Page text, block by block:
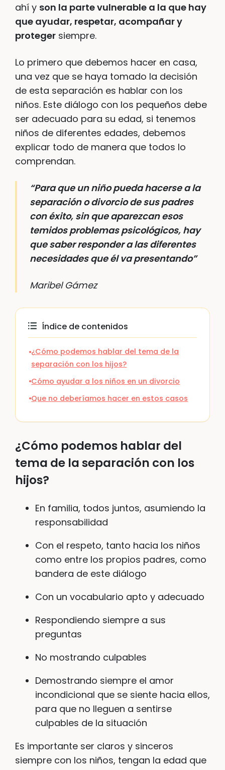
ahí y son la parte vulnerable a la que hay
que ayudar, respetar, acompañar y
proteger siempre.
Lo primero que debemos hacer en casa,
una vez que se haya tomado la decisión
de esta separación es hablar con los
niños. Este diálogo con los pequeños debe
ser adecuado para su edad, si tenemos
niños de diferentes edades, debemos
explicar todo de manera que todos lo
comprendan.
“Para que un niño pueda hacerse a la
separación o divorcio de sus padres
con éxito, sin que aparezcan esos
temidos problemas psicológicos, hay
que saber responder a las diferentes
necesidades que él va presentando”
Maribel Gámez
Índice de contenidos
¿Cómo podemos hablar del tema de la
separación con los hijos?
Cómo ayudar a los niños en un divorcio
Que no deberíamos hacer en estos casos
¿Cómo podemos hablar del
tema de la separación con los
hijos?
En familia, todos juntos, asumiendo la
responsabilidad
Con el respeto, tanto hacia los niños
como entre los propios padres, como
bandera de este diálogo
Con un vocabulario apto y adecuado
Respondiendo siempre a sus
preguntas
No mostrando culpables
Demostrando siempre el amor
incondicional que se siente hacia ellos,
para que no lleguen a sentirse
culpables de la situación
Es importante ser claros y sinceros
siempre con los niños, tengan la edad que